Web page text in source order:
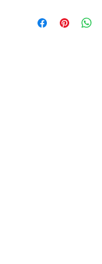
Des frais de livraison